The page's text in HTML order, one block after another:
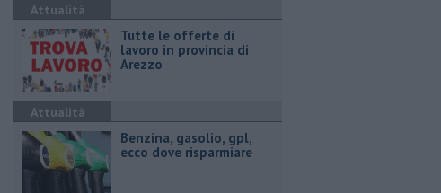
Attualità
​Tutte le offerte di
lavoro in provincia di
Arezzo
Attualità
​Benzina, gasolio, gpl,
ecco dove risparmiare